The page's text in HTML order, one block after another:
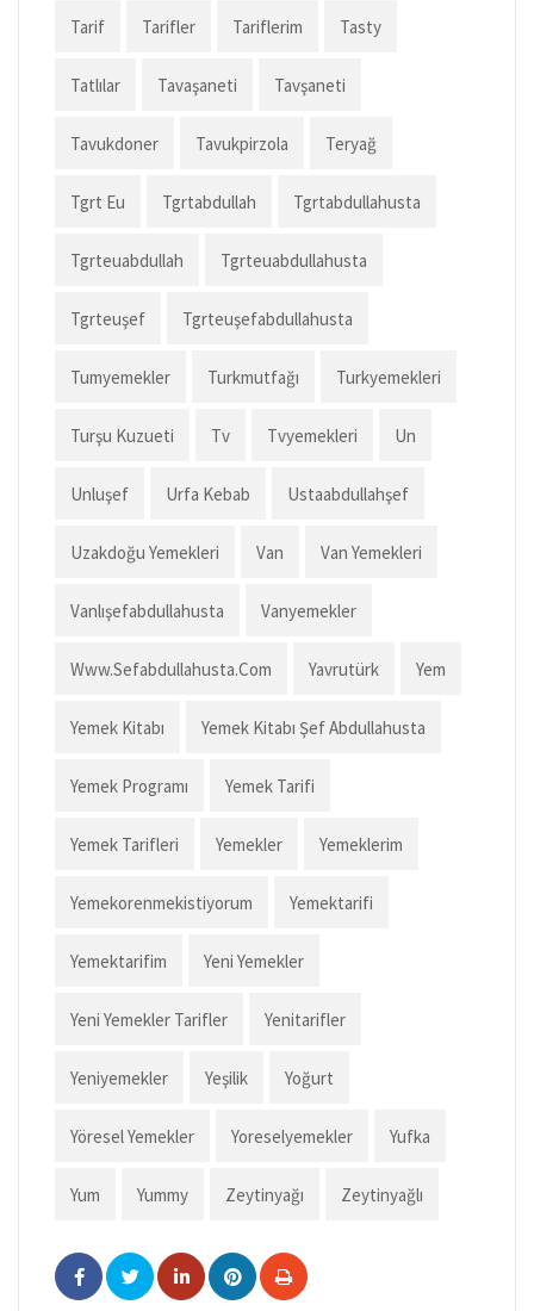
Tarif Tarifler Tariflerim Tasty
Tatlılar Tavaşaneti Tavşaneti
Tavukdoner Tavukpirzola Teryağ
Tgrt Eu Tgrtabdullah Tgrtabdullahusta
Tgrteuabdullah Tgrteuabdullahusta
Tgrteuşef Tgrteuşefabdullahusta
Tumyemekler Turkmutfağı Turkyemekleri
Turşu Kuzueti Tv Tvyemekleri Un
Unluşef Urfa Kebab Ustaabdullahşef
Uzakdoğu Yemekleri Van Van Yemekleri
Vanlışefabdullahusta Vanyemekler
Www.sefabdullahusta.com Yavrutürk Yem
Yemek Kitabı Yemek Kitabı Şef Abdullahusta
Yemek Programı Yemek Tarifi
Yemek Tarifleri Yemekler Yemeklerim
Yemekorenmekistiyorum Yemektarifi
Yemektarifim Yeni Yemekler
Yeni Yemekler Tarifler Yenitarifler
Yeniyemekler Yeşilik Yoğurt
Yöresel Yemekler Yoreselyemekler Yufka
Yum Yummy Zeytinyağı Zeytinyağlı